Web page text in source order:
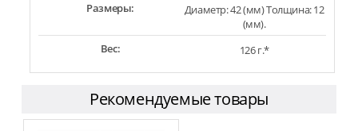
Размеры:
Диаметр: 42 (мм) Толщина: 12
(мм).
Вес:
126 г.*
Рекомендуемые товары